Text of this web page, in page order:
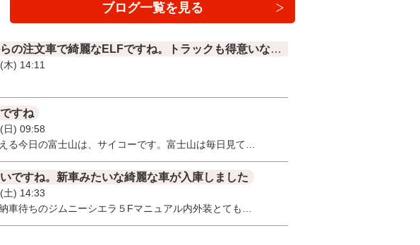
ブログ一覧を見る
お客様からの注文車で綺麗なELFですね。トラックも得意いなんですよ
) 14:11
すね
日) 09:58
る今日の富士山は、サイコーです。富士山は毎日見て…
ですね。新車みたいな綺麗な車が入庫しました
土) 14:33
車待ちのジムニーシエラ５Fマニュアル内外装とても…